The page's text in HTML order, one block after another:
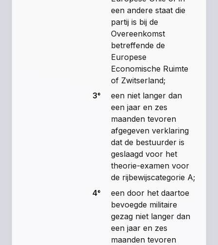
een andere staat die
partij is bij de
Overeenkomst
betreffende de
Europese
Economische Ruimte
of Zwitserland;
3°
een niet langer dan
een jaar en zes
maanden tevoren
afgegeven verklaring
dat de bestuurder is
geslaagd voor het
theorie-examen voor
de rijbewijscategorie A;
4°
een door het daartoe
bevoegde militaire
gezag niet langer dan
een jaar en zes
maanden tevoren